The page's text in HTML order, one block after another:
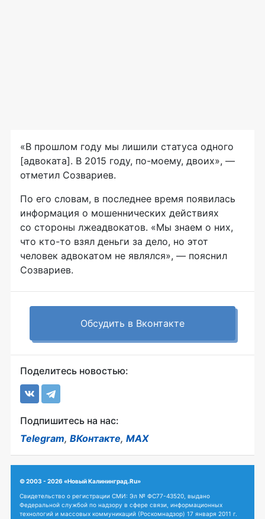
«В прошлом году мы лишили статуса одного
[адвоката]. В 2015 году, по-моему, двоих», —
отметил Созвариев.
По его словам, в последнее время появилась
информация о мошеннических действиях
со стороны лжеадвокатов. «Мы знаем о них,
что кто-то взял деньги за дело, но этот
человек адвокатом не являлся», — пояснил
Созвариев.
Обсудить в Вконтакте
Поделитесь новостью:
Подпишитесь на нас:
Telegram, ВКонтакте, MAX
© 2003 - 2026 «Новый Калининград.Ru»
Свидетельство о регистрации СМИ: Эл № ФС77-43520, выдано
Федеральной службой по надзору в сфере связи, информационных
технологий и массовых коммуникаций (Роскомнадзор) 17 января 2011 г.